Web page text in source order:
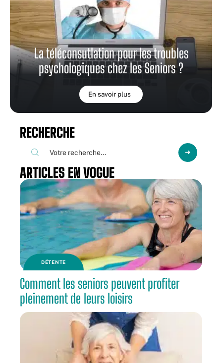
La téléconsutlation pour les troubles
psychologiques chez les Seniors ?
En savoir plus
RECHERCHE
ARTICLES EN VOGUE
DÉTENTE
Comment les seniors peuvent profiter
pleinement de leurs loisirs